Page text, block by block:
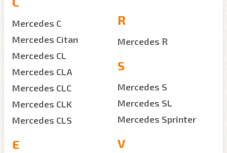
Mercedes C
Mercedes Citan
Mercedes CL
Mercedes CLA
Mercedes CLC
Mercedes CLK
Mercedes CLS
E
R
Mercedes R
S
Mercedes S
Mercedes SL
Mercedes Sprinter
V